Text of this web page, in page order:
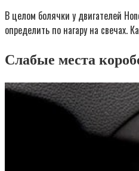
В целом болячки у двигателей
определить по нагару на свечах.
Слабые места